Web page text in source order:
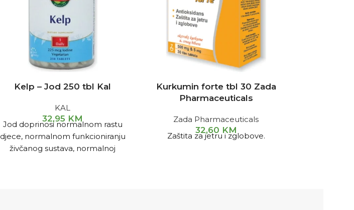
Kelp – Jod 250 tbl Kal
KAL
32,95 KM
Jod doprinosi normalnom rastu
djece, normalnom funkcioniranju
živčanog sustava, normalnoj
Kurkumin forte tbl 30 Zada
Pharmaceuticals
Zada Pharmaceuticals
32,60 KM
Zaštita za jetru i zglobove.